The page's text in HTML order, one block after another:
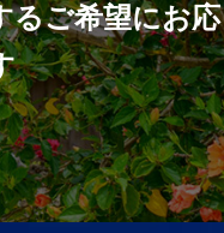
るご希望にお応